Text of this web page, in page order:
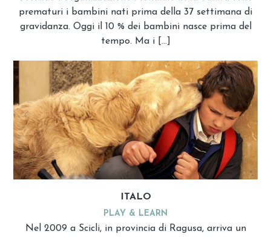
prematuri i bambini nati prima della 37 settimana di
gravidanza. Oggi il 10 % dei bambini nasce prima del
tempo. Ma i […]
ITALO
PLAY & LEARN
Nel 2009 a Scicli, in provincia di Ragusa, arriva un